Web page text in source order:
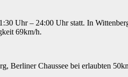
Uhr – 24:00 Uhr statt. In
69km/h.
Berliner Chaussee bei erlaubten